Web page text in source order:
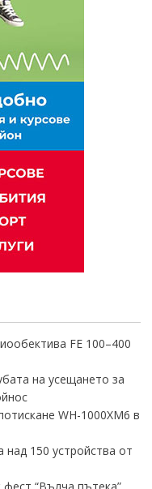
FE 100–400
на усещането за
WH-1000XM6 в
150 устройства от